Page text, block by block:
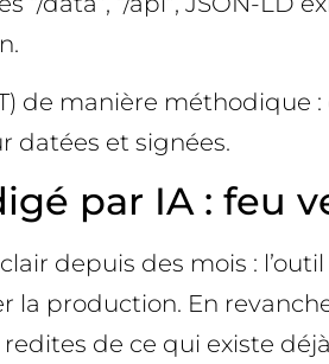
de manière
datées et signées.
par IA : feu
depuis des mois :
la production. En
de ce qui existe